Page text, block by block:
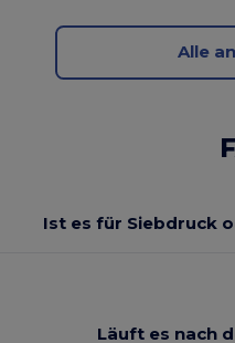
Alle
Ist es für Siebdruck
Läuft es nach